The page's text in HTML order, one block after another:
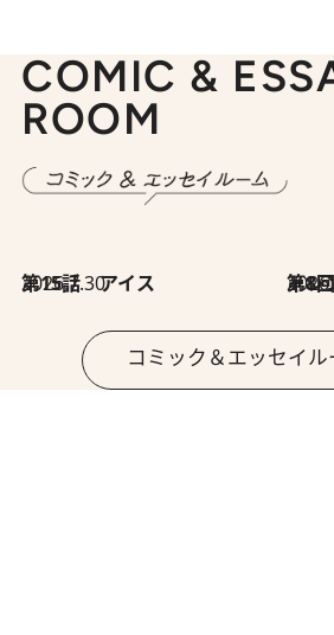
COMIC &
ROOM
2026.7.30
第15話 アイス 第8回「同
コミック＆エッセイル